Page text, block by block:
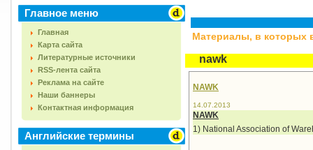
Главное меню
Главная
Карта сайта
Литературные источники
RSS-лента сайта
Реклама на сайте
Наши баннеры
Контактная информация
Английские термины
Материалы, в которых
nawk
NAWK
14.07.2013
NAWK
1) National Association of